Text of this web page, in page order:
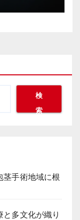
検
索
茎手術地域に根
多文化が織り